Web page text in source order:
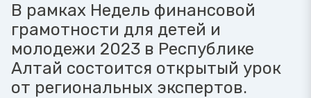
В рамках Недель финансовой
грамотности для детей и
молодежи 2023 в Республике
Алтай состоится открытый урок
от региональных экспертов.